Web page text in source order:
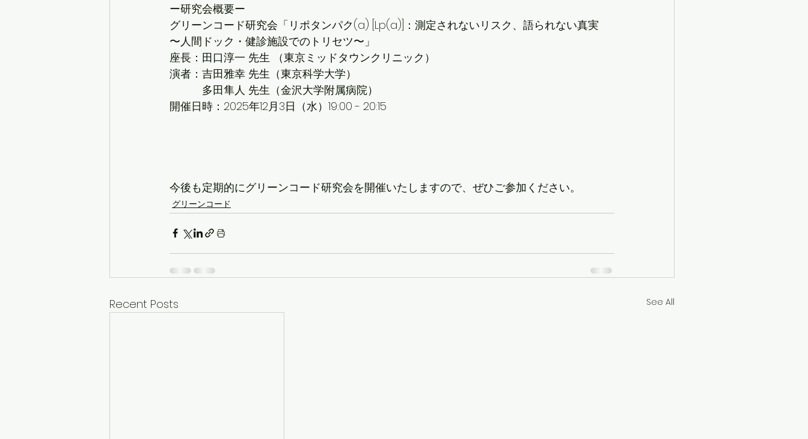
ー研究会概要ー
グリーンコード研究会「リポタンパク(a) [Lp(a)]：測定されないリスク、語られない真実
〜人間ドック・健診施設でのトリセツ〜」
座長：田口淳一 先生 （東京ミッドタウンクリニック）
演者：吉田雅幸 先生（東京科学大学）
多田隼人 先生（金沢大学附属病院）
開催日時：2025年12月3日（水）19:00 - 20:15
今後も定期的にグリーンコード研究会を開催いたしますので、ぜひご参加ください。
グリーンコード
Recent Posts See All